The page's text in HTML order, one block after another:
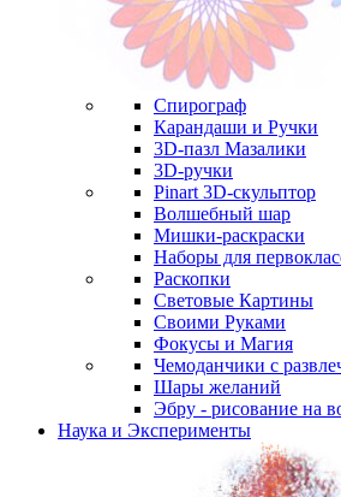
Спирограф
Карандаши и Ручки
3D-пазл Мазалики
3D-ручки
Pinart 3D-скульптор
Волшебный шар
Мишки-раскраски
Наборы для
Раскопки
Световые Картины
Своими Руками
Фокусы и Магия
Чемоданчики с
Шары желаний
Эбру - рисование на
Наука и Эксперименты